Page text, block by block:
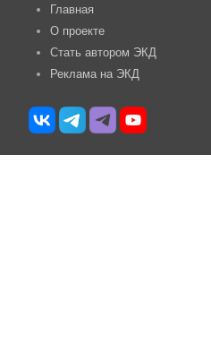
Главная
О проекте
Стать автором ЭКД
Реклама на ЭКД